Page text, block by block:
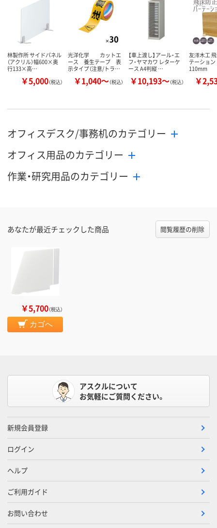
林製作所 サイドパネル
（アクリル）幅600×奥
行133×高…
￥5,000（税込）
光洋化学 カットエ
ース 養生テープ 表
示タイプ（注意/トラ…
￥1,040～（税込）
【車上渡し】アール・エ
フ・ヤマカワ レターケ
ース A4判縦 …
￥10,193～（税込）
友澤木工
テーション
110mm
￥
オフィスデスク/事務机のカテゴリー
オフィス用品のカテゴリー
作業・研究用品のカテゴリー
あなたが最近チェックした商品 閲覧履歴の削除
￥5,700（税込）
カゴへ
アスクルについて
お気軽にご質問ください。
新規会員登録
ログイン
ヘルプ
ご利用ガイド
お問い合わせ